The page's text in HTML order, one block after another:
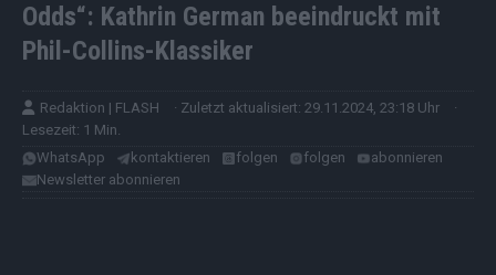
Odds“: Kathrin German beeindruckt mit
Phil-Collins-Klassiker
Redaktion | FLASH · Zuletzt aktualisiert: 29.11.2024, 23:18 Uhr
·
Lesezeit: 1 Min.
WhatsApp
kontaktieren folgen folgen
abonnieren
Newsletter abonnieren